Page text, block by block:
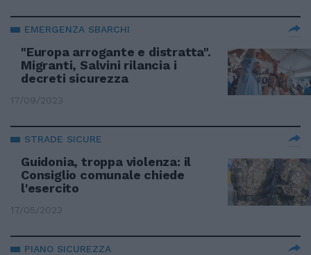
EMERGENZA SBARCHI
"Europa arrogante e distratta".
Migranti, Salvini rilancia i
decreti sicurezza
17/09/2023
STRADE SICURE
Guidonia, troppa violenza: il
Consiglio comunale chiede
l'esercito
17/05/2023
PIANO SICUREZZA